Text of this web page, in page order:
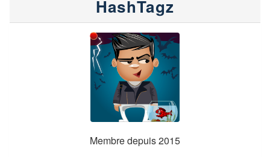
HashTagz
Membre depuis 2015